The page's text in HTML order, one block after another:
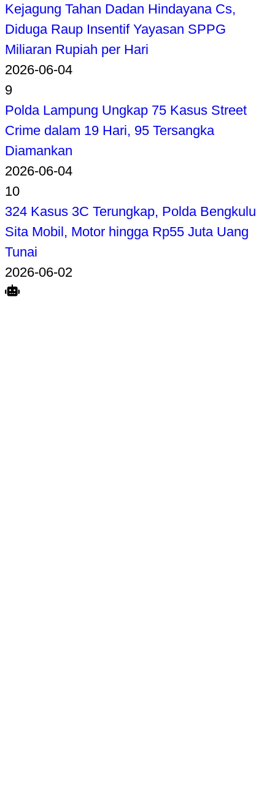
Kejagung Tahan Dadan Hindayana Cs,
Diduga Raup Insentif Yayasan SPPG
Miliaran Rupiah per Hari
2026-06-04
9
Polda Lampung Ungkap 75 Kasus Street
Crime dalam 19 Hari, 95 Tersangka
Diamankan
2026-06-04
10
324 Kasus 3C Terungkap, Polda Bengkulu
Sita Mobil, Motor hingga Rp55 Juta Uang
Tunai
2026-06-02